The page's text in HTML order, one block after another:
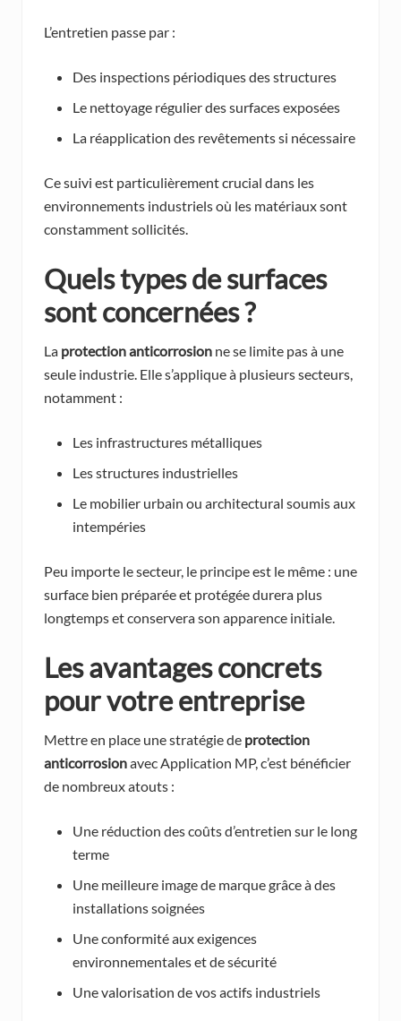
L’entretien passe par :
Des inspections périodiques des structures
Le nettoyage régulier des surfaces exposées
La réapplication des revêtements si nécessaire
Ce suivi est particulièrement crucial dans les
environnements industriels où les matériaux sont
constamment sollicités.
Quels types de surfaces
sont concernées ?
La protection anticorrosion ne se limite pas à une
seule industrie. Elle s’applique à plusieurs secteurs,
notamment :
Les infrastructures métalliques
Les structures industrielles
Le mobilier urbain ou architectural soumis aux
intempéries
Peu importe le secteur, le principe est le même : une
surface bien préparée et protégée durera plus
longtemps et conservera son apparence initiale.
Les avantages concrets
pour votre entreprise
Mettre en place une stratégie de protection
anticorrosionavec Application MP, c’est bénéficier
de nombreux atouts :
Une réduction des coûts d’entretien sur le long
terme
Une meilleure image de marque grâce à des
installations soignées
Une conformité aux exigences
environnementales et de sécurité
Une valorisation de vos actifs industriels